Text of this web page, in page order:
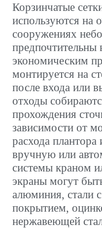
Корзинчатые
используются на
сооружениях
экономическим
монтируется на
после входа или
отходы
прохождения
зависимости от
расхода
вручную или
системы краном
экраны могут
алюминия, стали
покрытием,
нержавеющей